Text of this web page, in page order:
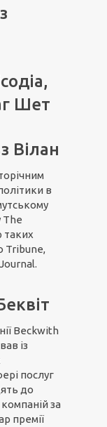
Шет
Вілан
в
The
таких
Tribune,
Beckwith
із
послуг
до
за
премії